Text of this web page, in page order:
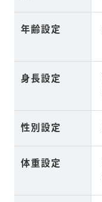
年齢設定
身長設定
性別設定
体重設定